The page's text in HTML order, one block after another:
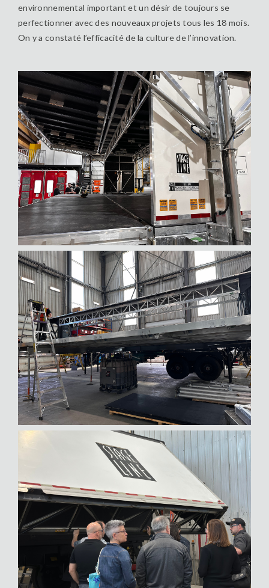
environnemental important et un désir de toujours se
perfectionner avec des nouveaux projets tous les 18 mois.
On y a constaté l’efficacité de la culture de l’innovation.